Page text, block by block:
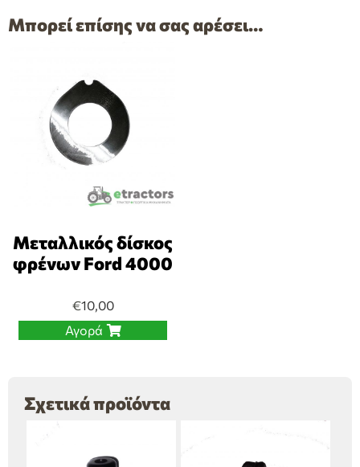
Μπορεί επίσης να σας αρέσει…
Μεταλλικός δίσκος
φρένων Ford 4000
€10,00
Αγορά
Σχετικά προϊόντα